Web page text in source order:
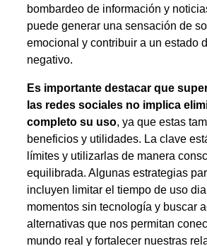
bombardeo de información y
puede generar una sensación de
emocional y contribuir a un estado
negativo.
Es importante destacar que
las redes sociales no implica
completo su uso, ya que estas
beneficios y utilidades. La clave
límites y utilizarlas de manera
equilibrada. Algunas estrategias
incluyen limitar el tiempo de uso
momentos sin tecnología y buscar
alternativas que nos permitan
mundo real y fortalecer nuestras